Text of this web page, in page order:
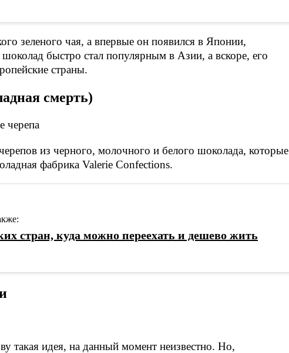
зеленого чая, а впервые он появился в Японии,
шоколад быстро стал популярным в Азии, а вскоре, его
страны.
смерть)
из черного, молочного и белого шоколада, которые
фабрика Valerie Confections.
стран, куда можно переехать и дешево жить
такая идея, на данный момент неизвестно. Но,